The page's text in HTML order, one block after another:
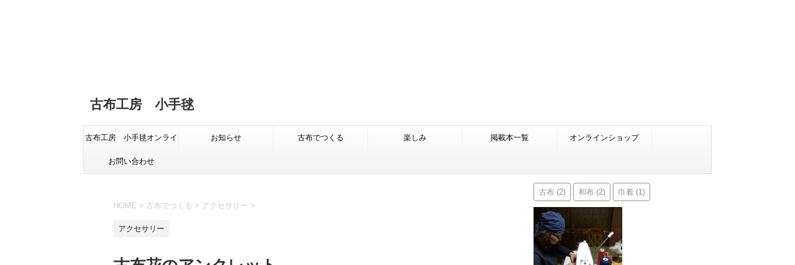
古布工房 小手毬
古布工房 小手毬オンライ
ンショップ
お知らせ 古布でつくる 楽しみ 掲載本一覧 オンラインショップ
お問い合わせ
HOME > 古布でつくる > アクセサリー >
アクセサリー
古布 (2) 和布 (2) 巾着 (1)